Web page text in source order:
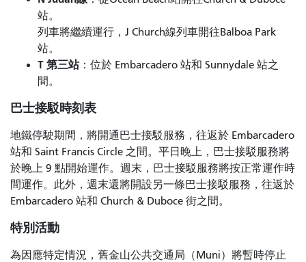
站。
列車將繼續運行，J Church線列車開往Balboa Park
站。
T 第三站：位於 Embarcadero 站和 Sunnydale 站之
間。
巴士接駁時刻表
地鐵停駛期間，將開通巴士接駁服務，往返於 Embarcadero
站和 Saint Francis Circle 之間。平日晚上，巴士接駁服務將
於晚上 9 點開始運作。週末，巴士接駁服務將按正常運作時
間運作。此外，週末還將開設另一條巴士接駁服務，往返於
Embarcadero 站和 Church & Duboce 街之間。
特別活動
為因應特定情況，舊金山公共交通局（Muni）將暫時停止